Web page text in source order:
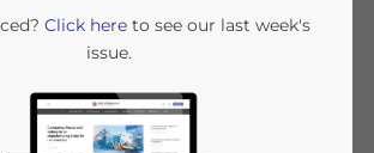
OECD）主导的全球税基侵蚀与利
）2.0框架保持一致。BEPS 2.0旨
数字化带来的税收挑战，并遏制削
移行为。
Click hereto see our last week's
issue.